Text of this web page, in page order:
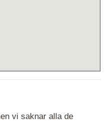
vi saknar alla de